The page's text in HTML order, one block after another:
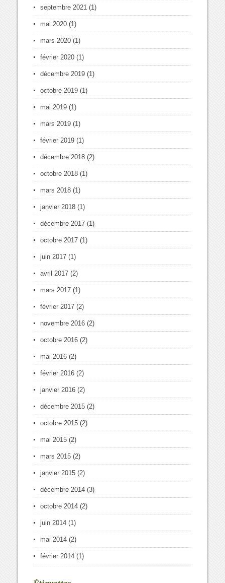
septembre 2021 (1)
mai 2020 (1)
mars 2020 (1)
février 2020 (1)
décembre 2019 (1)
octobre 2019 (1)
mai 2019 (1)
mars 2019 (1)
février 2019 (1)
décembre 2018 (2)
octobre 2018 (1)
mars 2018 (1)
janvier 2018 (1)
décembre 2017 (1)
octobre 2017 (1)
juin 2017 (1)
avril 2017 (2)
mars 2017 (1)
février 2017 (2)
novembre 2016 (2)
octobre 2016 (2)
mai 2016 (2)
février 2016 (2)
janvier 2016 (2)
décembre 2015 (2)
octobre 2015 (2)
mai 2015 (2)
mars 2015 (2)
janvier 2015 (2)
décembre 2014 (3)
octobre 2014 (2)
juin 2014 (1)
mai 2014 (2)
février 2014 (1)